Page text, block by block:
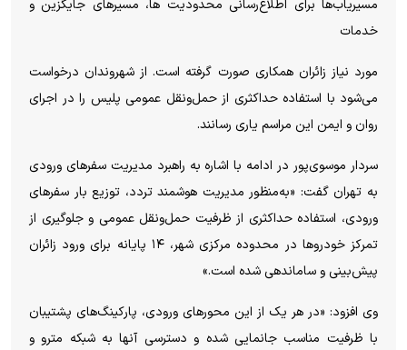
مسیریاب‌ها برای اطلاع‌رسانی محدودیت ها، مسیر‌های جایگزین و
خدمات
مورد نیاز زائران همکاری صورت گرفته است. از شهروندان درخواست
می‌شود با استفاده حداکثری از حمل‌ونقل عمومی پلیس را در اجرای
روان و ایمن این مراسم یاری رسانند.
سردار موسوی‌پور در ادامه با اشاره به راهبرد مدیریت سفر‌های ورودی
به تهران گفت: «به‌منظور مدیریت هوشمند تردد، توزیع بار سفر‌های
ورودی، استفاده حداکثری از ظرفیت حمل‌ونقل عمومی و جلوگیری از
تمرکز خودرو‌ها در محدوده مرکزی شهر، ۱۴ پایانه برای ورود زائران
پیش‌بینی و ساماندهی شده است.»
وی افزود: «در هر یک از این محور‌های ورودی، پارکینگ‌های پشتیبان
با ظرفیت مناسب جانمایی شده و دسترسی آنها به شبکه مترو و